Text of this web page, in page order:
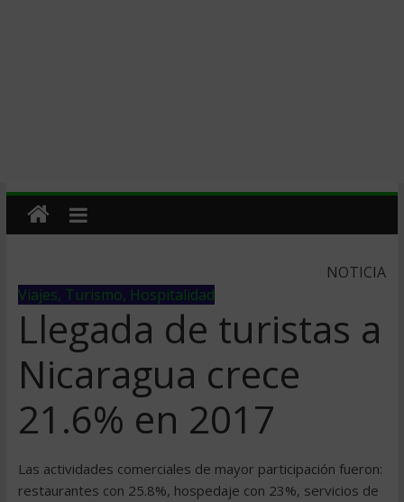
NOTICIA
Viajes, Turismo, Hospitalidad
Llegada de turistas a
Nicaragua crece
21.6% en 2017
Las actividades comerciales de mayor participación fueron:
restaurantes con 25.8%, hospedaje con 23%, servicios de